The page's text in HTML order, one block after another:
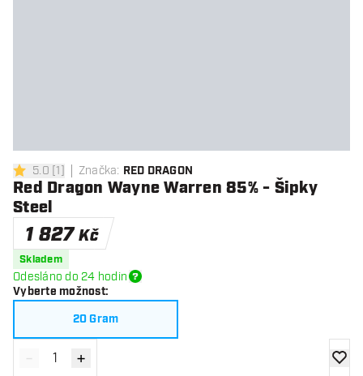
5 hodnoticí hvězdičky
5.0 [1] Značka: RED DRAGON
Red Dragon Wayne Warren 85% - Šipky
Steel
1 827 Kč
Skladem
Odesláno do 24 hodin
Vyberte možnost:
20 Gram
Snížit množství
- Zvýšit množství
+